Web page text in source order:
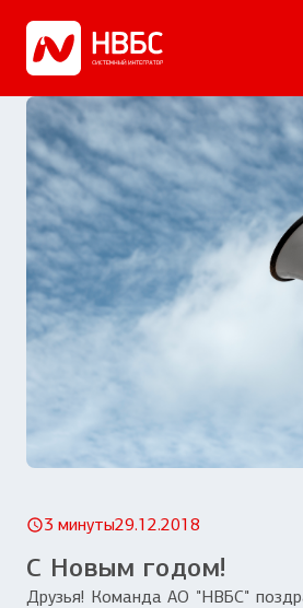
3 минуты29.12.2018
С Новым годом!
Друзья! Команда АО "НВБС"